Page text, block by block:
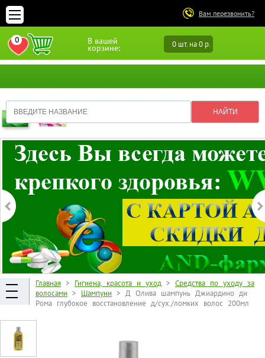
Вам перезвонить?
В вашей
корзине: 0 шт. на 0 р.
0
ПЕРЕЙТИ В ИЗБРАННОЕ
Главная > Гигиена, красота и уход > Средства по уходу за
волосами > Шампуни > Д Олива шампунь Джиардино ди
Рома глубокое восстановление д/сух./ломких волос 200мл